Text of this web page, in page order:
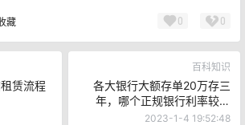
藏 0 0
赁流程
百科知识
各大银行大额存单20万存三
年，哪个正规银行利率较高
呢？
2023-1-4 19:52:48